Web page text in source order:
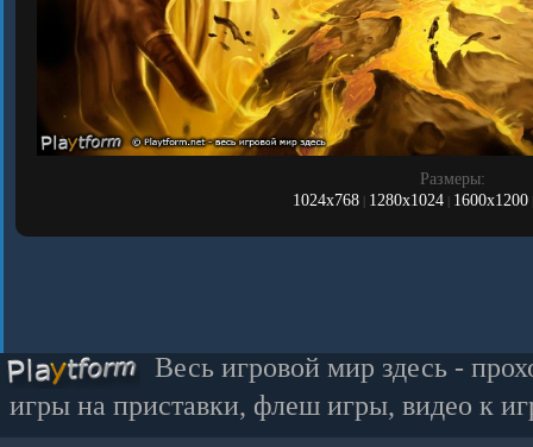
Размеры:
1024x768 | 1280x1024 | 1600x1200
Весь игровой мир здесь -
игры на приставки, флеш игры, видео к